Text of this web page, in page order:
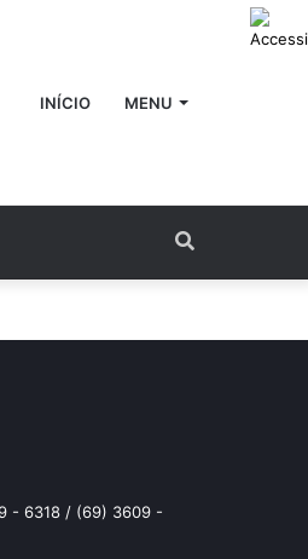
INÍCIO MENU
- 6318 / (69) 3609 -